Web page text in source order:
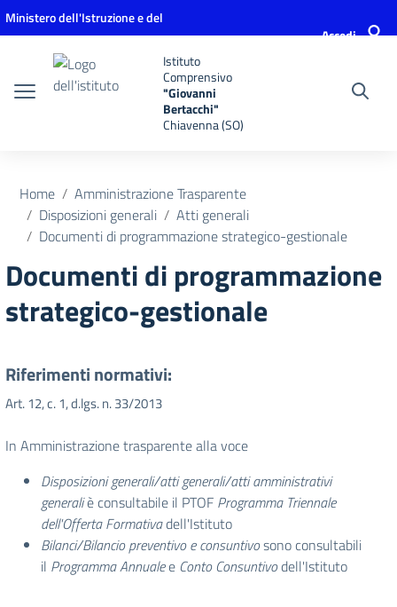
Vai ai contenuti
Vai al menu di navigazione
Vai al footer
Ministero dell'Istruzione e del
Accedi
Istituto
Comprensivo
"Giovanni
Bertacchi"
Chiavenna (SO)
Home
Amministrazione Trasparente
Disposizioni generali
Atti generali
Documenti di programmazione strategico-gestionale
Documenti di programmazione
strategico-gestionale
Riferimenti normativi:
Art. 12, c. 1, d.lgs. n. 33/2013
In Amministrazione trasparente alla voce
Disposizioni generali/atti generali/atti amministrativi
generaliè consultabile il PTOF Programma Triennale
dell'Offerta Formativadell'Istituto
Bilanci/Bilancio preventivo e consuntivosono consultabili
il Programma Annualee Conto Consuntivodell'Istituto